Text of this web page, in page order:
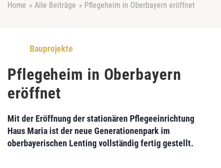
Home » Alle Beiträge » Pflegeheim in Oberbayern eröffnet
Bauprojekte
Pflegeheim in Oberbayern
eröffnet
Mit der Eröffnung der stationären Pflegeeinrichtung
Haus Maria ist der neue Generationenpark im
oberbayerischen Lenting vollständig fertig gestellt.